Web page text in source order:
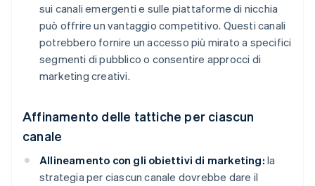
sui canali emergenti e sulle piattaforme di nicchia
può offrire un vantaggio competitivo. Questi canali
potrebbero fornire un accesso più mirato a specifici
segmenti di pubblico o consentire approcci di
marketing creativi.
Affinamento delle tattiche per ciascun
canale
Allineamento con gli obiettivi di marketing: la
strategia per ciascun canale dovrebbe dare il